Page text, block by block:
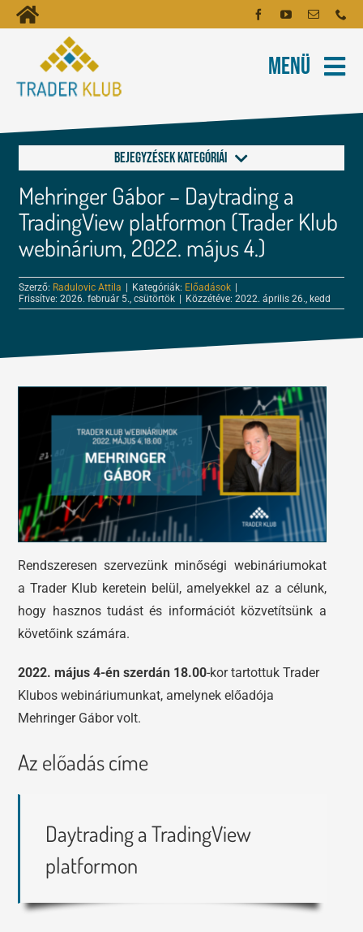
Kihagyás
Toggle
Navigation
Kezdőoldal
Fiókom
Menü
Oktatóanyagok
Tartalmak
Adósegéd
Bejegyzések kategóriái
Alapok a kereskedéshez
FOREX és tőzsde leckék
Kereskedés
Tőzsdepszichológia
Képzések
Robotok
Mehringer Gábor – Daytrading a
TradingView platformon (Trader Klub
webinárium, 2022. május 4.)
Szerző: Radulovic Attila Kategóriák: Előadások
Frissítve: 2026. február 5., csütörtök
Közzétéve: 2022. április 26., kedd
Rendszeresen szervezünk minőségi webináriumokat
a Trader Klub keretein belül, amelyekkel az a célunk,
hogy hasznos tudást és információt közvetítsünk a
követőink számára.
2022. május 4-én szerdán 18.00-kor tartottuk Trader
Klubos webináriumunkat, amelynek előadója
Mehringer Gábor volt.
Az előadás címe
Daytrading a TradingView
platformon